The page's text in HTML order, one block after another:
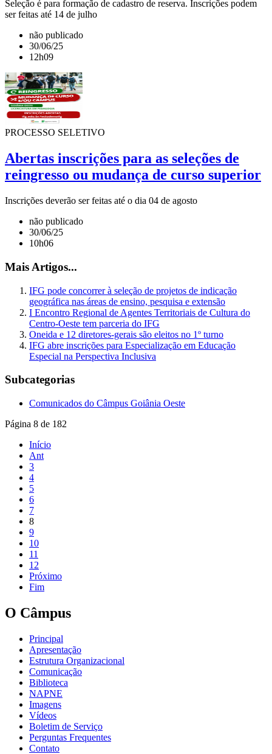
Seleção é para formação de cadastro de reserva. Inscrições podem
ser feitas até 14 de julho
não publicado
30/06/25
12h09
PROCESSO SELETIVO
Abertas inscrições para as seleções de
reingresso ou mudança de curso superior
Inscrições deverão ser feitas até o dia 04 de agosto
não publicado
30/06/25
10h06
Mais Artigos...
IFG pode concorrer à seleção de projetos de indicação
geográfica nas áreas de ensino, pesquisa e extensão
I Encontro Regional de Agentes Territoriais de Cultura do
Centro-Oeste tem parceria do IFG
Oneida e 12 diretores-gerais são eleitos no 1º turno
IFG abre inscrições para Especialização em Educação
Especial na Perspectiva Inclusiva
Subcategorias
Comunicados do Câmpus Goiânia Oeste
Página 8 de 182
Início
Ant
3
4
5
6
7
8
9
10
11
12
Próximo
Fim
O Câmpus
Principal
Apresentação
Estrutura Organizacional
Comunicação
Biblioteca
NAPNE
Imagens
Vídeos
Boletim de Serviço
Perguntas Frequentes
Contato